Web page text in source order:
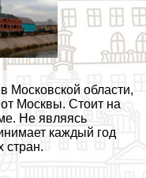
Московской области,
Москвы. Стоит на
Не являясь
каждый год
стран.